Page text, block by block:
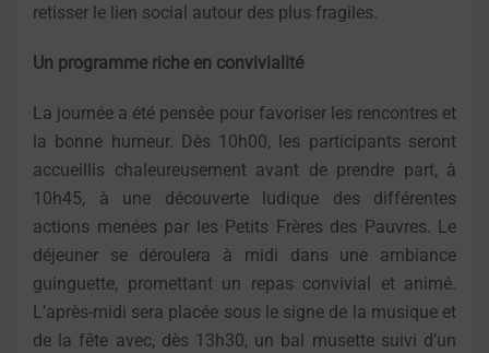
retisser le lien social autour des plus fragiles.
Un programme riche en convivialité
La journée a été pensée pour favoriser les rencontres et
la bonne humeur. Dès 10h00, les participants seront
accueillis chaleureusement avant de prendre part, à
10h45, à une découverte ludique des différentes
actions menées par les Petits Frères des Pauvres. Le
déjeuner se déroulera à midi dans une ambiance
guinguette, promettant un repas convivial et animé.
L’après-midi sera placée sous le signe de la musique et
de la fête avec, dès 13h30, un bal musette suivi d’un